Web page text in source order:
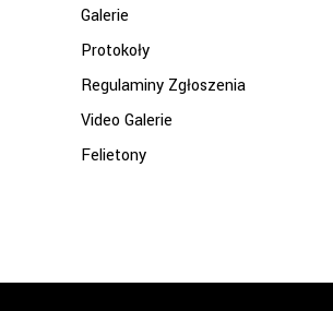
Galerie
Protokoły
Regulaminy Zgłoszenia
Video Galerie
Felietony